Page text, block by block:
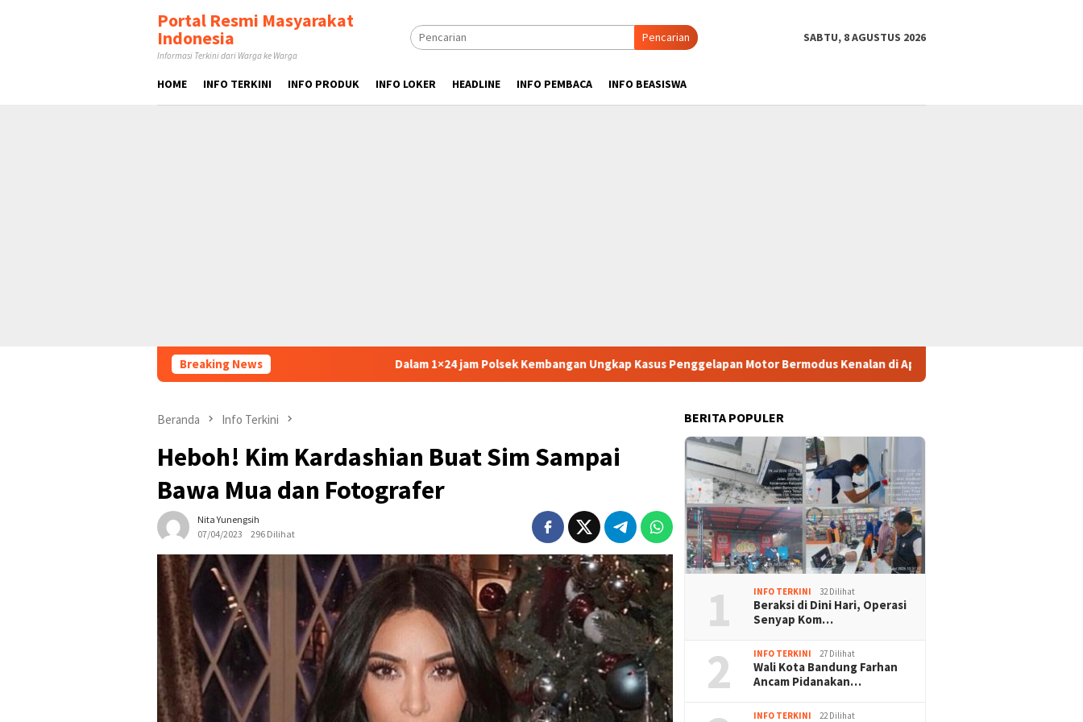
Portal Resmi Masyarakat
Indonesia
Informasi Terkini dari Warga ke Warga
Pencarian SABTU, 8 AGUSTUS 2026
HOME INFO TERKINI INFO PRODUK INFO LOKER HEADLINE INFO PEMBACA INFO BEASISWA
Breaking News Dalam 1×24 jam Polsek Kembangan Ungkap Kasus Penggelapan Motor Bermodus Kenalan di Aplikasi Kencan, Pelaku Diringkus di Ciputat
Beranda Info Terkini
Heboh! Kim Kardashian Buat Sim Sampai
Bawa Mua dan Fotografer
Nita Yunengsih
07/04/2023
296 Dilihat
BERITA POPULER
1 INFO TERKINI 32 Dilihat
Beraksi di Dini Hari, Operasi
Senyap Kom…
2 INFO TERKINI 27 Dilihat
Wali Kota Bandung Farhan
Ancam Pidanakan…
INFO TERKINI 22 Dilihat